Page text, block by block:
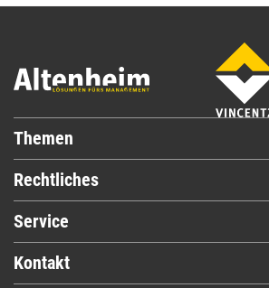
Themen
Rechtliches
Service
Kontakt